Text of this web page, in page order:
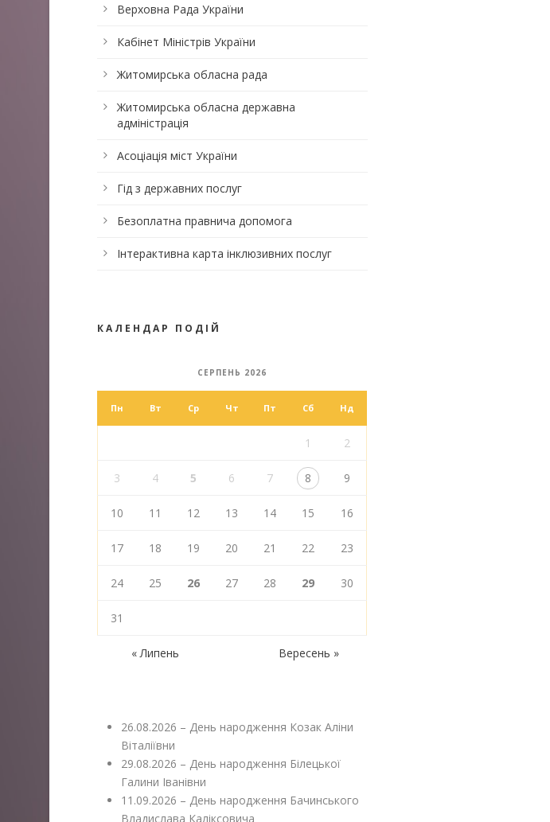
Верховна Рада України
Кабінет Міністрів України
Житомирська обласна рада
Житомирська обласна державна
адміністрація
Асоціація міст України
Гід з державних послуг
Безоплатна правнича допомога
Інтерактивна карта інклюзивних послуг
КАЛЕНДАР ПОДІЙ
СЕРПЕНЬ 2026
Пн Вт Ср Чт Пт Сб Нд
1 2
3 4 5 6 7 8 9
10 11 12 13 14 15 16
17 18 19 20 21 22 23
24 25 26 27 28 29 30
31
« Липень Вересень »
26.08.2026 – День народження Козак Аліни
Віталіївни
29.08.2026 – День народження Білецької
Галини Іванівни
11.09.2026 – День народження Бачинського
Владислава Каліксовича